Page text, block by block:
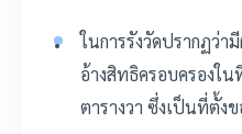
ในการรังวัดปรากฏว่
อ้างสิทธิครอบครองใ
ตารางวา ซึ่งเป็นที่ตั้ง